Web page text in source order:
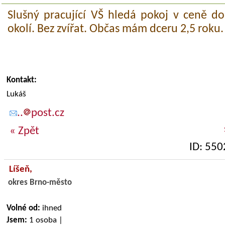
Slušný pracující VŠ hledá pokoj v ceně
okolí. Bez zvířat. Občas mám dceru 2,5 roku.
Kontakt:
Lukáš
..
post.cz
« Zpět
ID:
Líšeň,
okres Brno-město
Volné od: ihned
Jsem: 1 osoba |